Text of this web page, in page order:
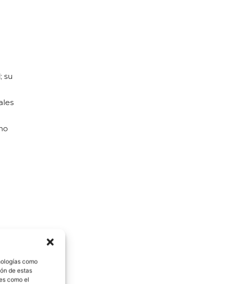
como
de estas
como el
su
el